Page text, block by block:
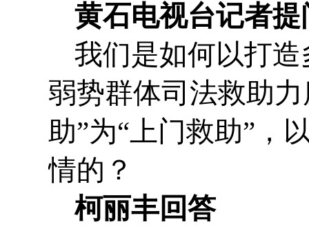
黄石电视台记者提
我们是如何以打
弱势群体司法救助
助”为“上门救助”，
情的？
柯丽丰回答